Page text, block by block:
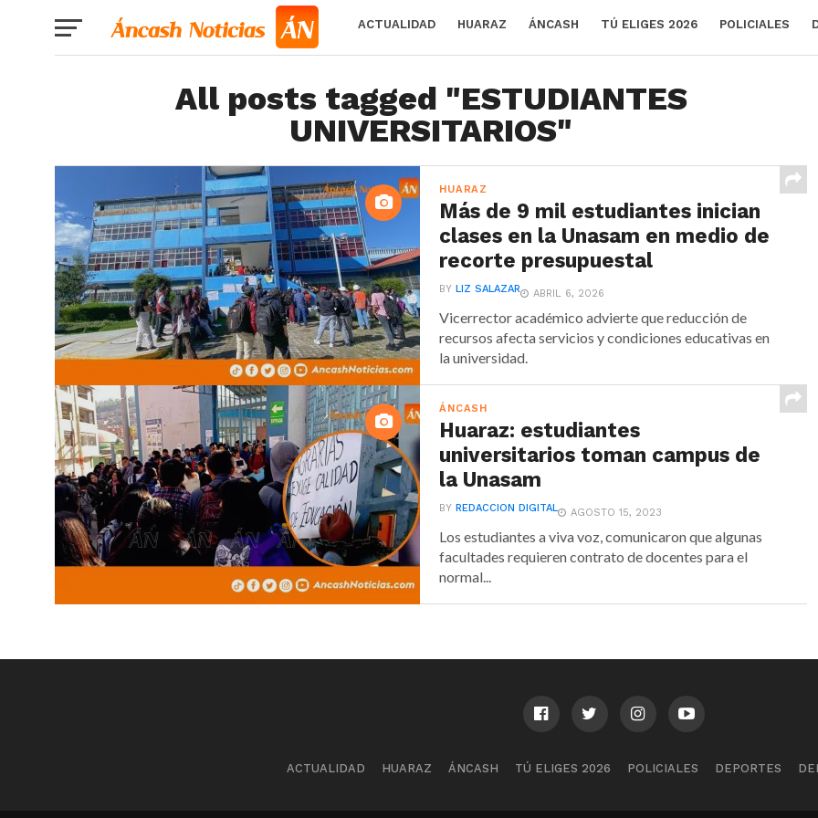
ACTUALIDAD HUARAZ ÁNCASH TÚ ELIGES 2026 POLICIALES
All posts tagged "ESTUDIANTES
UNIVERSITARIOS"
HUARAZ
Más de 9 mil estudiantes inician
clases en la Unasam en medio de
recorte presupuestal
BYLIZ SALAZAR ABRIL 6, 2026
Vicerrector académico advierte que reducción de
recursos afecta servicios y condiciones educativas en
la universidad.
ÁNCASH
Huaraz: estudiantes
universitarios toman campus de
la Unasam
BYREDACCION DIGITAL AGOSTO 15, 2023
Los estudiantes a viva voz, comunicaron que algunas
facultades requieren contrato de docentes para el
normal...
ACTUALIDAD HUARAZ ÁNCASH TÚ ELIGES 2026 POLICIALES DEPORTES